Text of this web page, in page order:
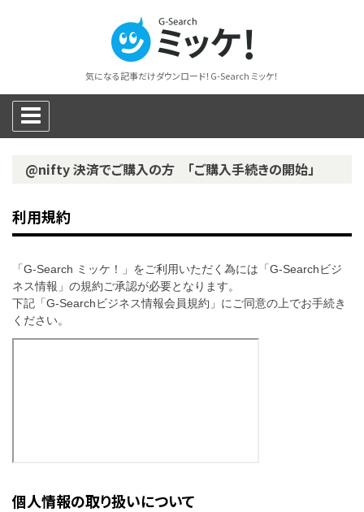
気になる記事だけダウンロード！G-Search ミッケ！
@nifty 決済でご購入の方 「ご購入手続きの開始」
利用規約
「G-Search ミッケ！」をご利用いただく為には「G-Searchビジ
ネス情報」の規約ご承認が必要となります。
下記「G-Searchビジネス情報会員規約」にご同意の上でお手続き
ください。
個人情報の取り扱いについて